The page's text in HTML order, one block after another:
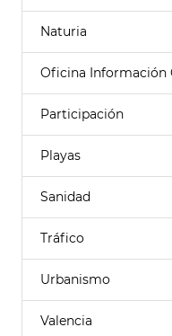
Naturia
Oficina Información
Participación
Playas
Sanidad
Tráfico
Urbanismo
Valencia